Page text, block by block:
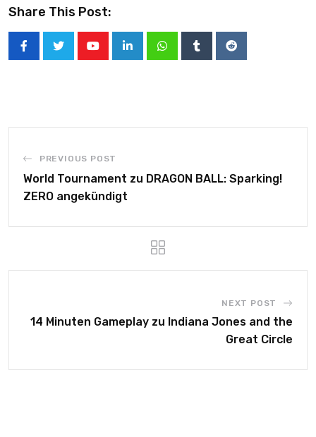
Share This Post:
PREVIOUS POST
World Tournament zu DRAGON BALL: Sparking!
ZERO angekündigt
NEXT POST
14 Minuten Gameplay zu Indiana Jones and the
Great Circle